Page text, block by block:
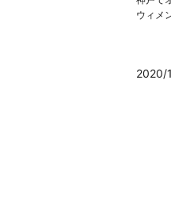
ウィメ
2020/